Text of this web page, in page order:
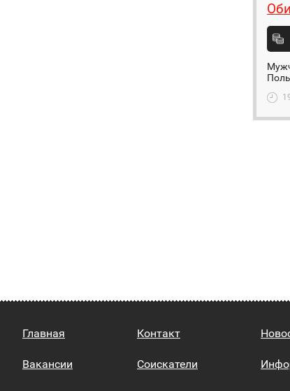
Главная
Вакансии
Контакт
Соискатели